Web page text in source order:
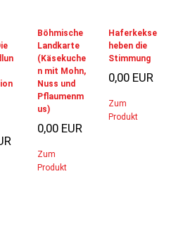
Böhmische
Landkarte
(Käsekuche
n mit Mohn,
Nuss und
Pflaumenm
us)
0,00 EUR
Zum
Produkt
Haferkekse
heben die
Stimmung
0,00 EUR
Zum
Produkt